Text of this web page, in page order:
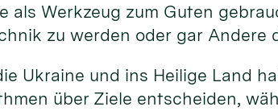
als Werkzeug zum Guten
zu werden oder gar Andere
Ukraine und ins Heilige Land
über Ziele entscheiden,